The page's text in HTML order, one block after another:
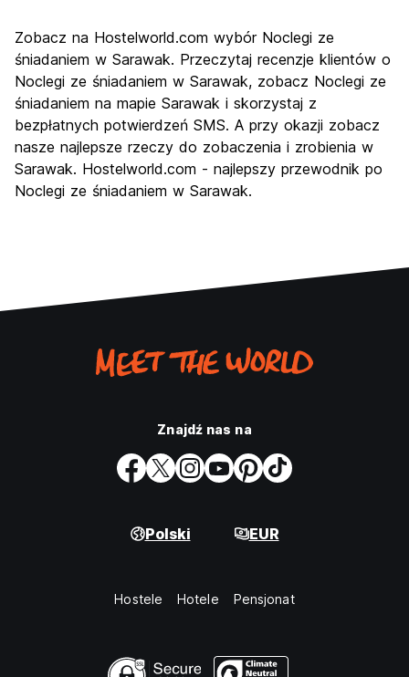
Zobacz na Hostelworld.com wybór Noclegi ze
śniadaniem w Sarawak. Przeczytaj recenzje klientów o
Noclegi ze śniadaniem w Sarawak, zobacz Noclegi ze
śniadaniem na mapie Sarawak i skorzystaj z
bezpłatnych potwierdzeń SMS. A przy okazji zobacz
nasze najlepsze rzeczy do zobaczenia i zrobienia w
Sarawak. Hostelworld.com - najlepszy przewodnik po
Noclegi ze śniadaniem w Sarawak.
Znajdź nas na
Polski EUR
Hostele Hotele Pensjonat